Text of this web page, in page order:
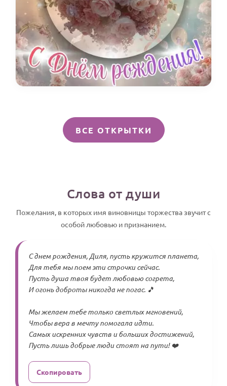
ВСЕ ОТКРЫТКИ
Слова от души
Пожелания, в которых имя виновницы торжества звучит с
особой любовью и признанием.
С днем рождения, Диля, пусть кружится планета,
Для тебя мы поем эти строчки сейчас.
Пусть душа твоя будет любовью согрета,
И огонь доброты никогда не погас. 🎵
Мы желаем тебе только светлых мгновений,
Чтобы вера в мечту помогала идти.
Самых искренних чувств и больших достижений,
Пусть лишь добрые люди стоят на пути! ❤️
Скопировать